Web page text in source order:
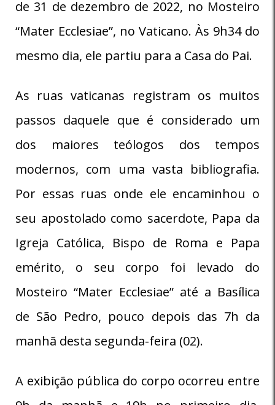
de 31 de dezembro de 2022, no Mosteiro
“Mater Ecclesiae”, no Vaticano. Às 9h34 do
mesmo dia, ele partiu para a Casa do Pai.
As ruas vaticanas registram os muitos
passos daquele que é considerado um
dos maiores teólogos dos tempos
modernos, com uma vasta bibliografia.
Por essas ruas onde ele encaminhou o
seu apostolado como sacerdote, Papa da
Igreja Católica, Bispo de Roma e Papa
emérito, o seu corpo foi levado do
Mosteiro “Mater Ecclesiae” até a Basílica
de São Pedro, pouco depois das 7h da
manhã desta segunda-feira (02).
A exibição pública do corpo ocorreu entre